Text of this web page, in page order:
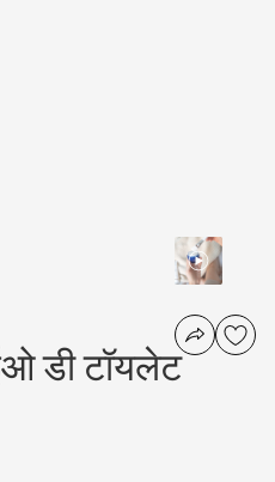
डी टॉयलेट